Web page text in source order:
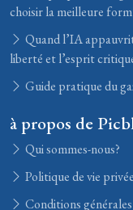
choisir la meilleure
Quand l’IA
liberté et l’esprit
Guide pratique du
à propos de
Qui sommes-nous?
Politique de vie privée
Conditions